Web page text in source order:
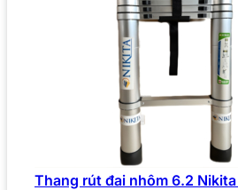
Thang rút đai nhôm 6.2 Nikita